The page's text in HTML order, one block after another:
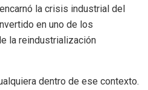
la crisis industrial del
en uno de los
la reindustrialización
dentro de ese contexto.